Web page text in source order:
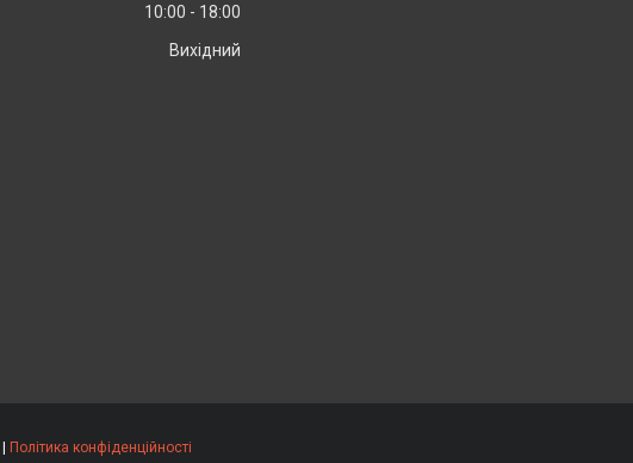
10:00
18:00
Вихідний
Політика конфіденційності